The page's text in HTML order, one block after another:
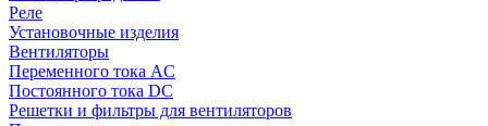
Реле
Установочные изделия
Вентиляторы
Переменного тока AC
Постоянного тока DC
Решетки и фильтры для вентиляторов